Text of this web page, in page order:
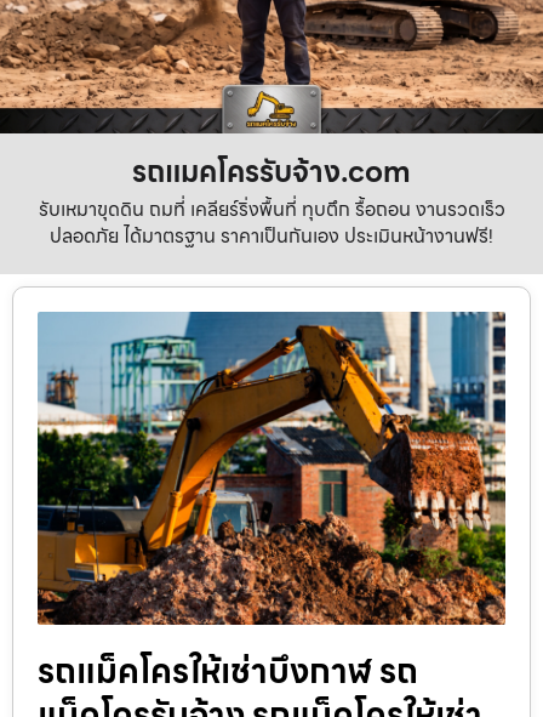
รถแมคโครรับจ้าง.com
รับเหมาขุดดิน ถมที่ เคลียร์ริ่งพื้นที่ ทุบตึก รื้อถอน งานรวดเร็ว
ปลอดภัย ได้มาตรฐาน ราคาเป็นกันเอง ประเมินหน้างานฟรี!
รถแม็คโครให้เช่าบึงกาฬ รถ